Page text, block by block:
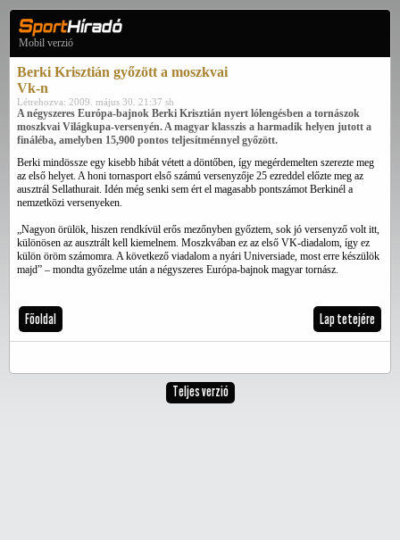
Mobil verzió
Berki Krisztián győzött a moszkvai
Vk-n
Létrehozva: 2009. május 30. 21:37 sh
A négyszeres Európa-bajnok Berki Krisztián nyert lólengésben a tornászok
moszkvai Világkupa-versenyén. A magyar klasszis a harmadik helyen jutott a
fináléba, amelyben 15,900 pontos teljesítménnyel győzött.
Berki mindössze egy kisebb hibát vétett a döntőben, így megérdemelten szerezte meg
az első helyet. A honi tornasport első számú versenyzője 25 ezreddel előzte meg az
ausztrál Sellathurait. Idén még senki sem ért el magasabb pontszámot Berkinél a
nemzetközi versenyeken.
„Nagyon örülök, hiszen rendkívül erős mezőnyben győztem, sok jó versenyző volt itt,
különösen az ausztrált kell kiemelnem. Moszkvában ez az első VK-diadalom, így ez
külön öröm számomra. A következő viadalom a nyári Universiade, most erre készülök
majd” – mondta győzelme után a négyszeres Európa-bajnok magyar tornász.
Főoldal Lap tetejére
Teljes verzió